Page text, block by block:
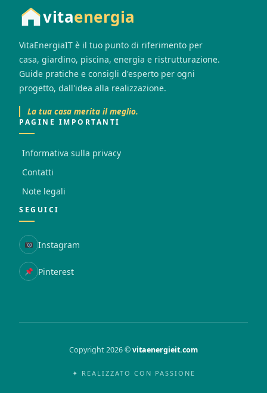
vitaenergia
VitaEnergiaIT è il tuo punto di riferimento per
casa, giardino, piscina, energia e ristrutturazione.
Guide pratiche e consigli d'esperto per ogni
progetto, dall'idea alla realizzazione.
La tua casa merita il meglio.
PAGINE IMPORTANTI
Informativa sulla privacy
Contatti
Note legali
SEGUICI
Instagram
Pinterest
Copyright 2026 ©vitaenergieit.com
✦ REALIZZATO CON PASSIONE